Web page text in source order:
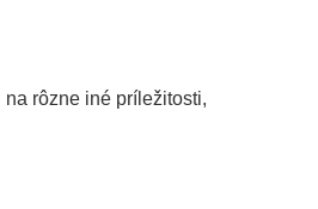
rôzne iné príležitosti,